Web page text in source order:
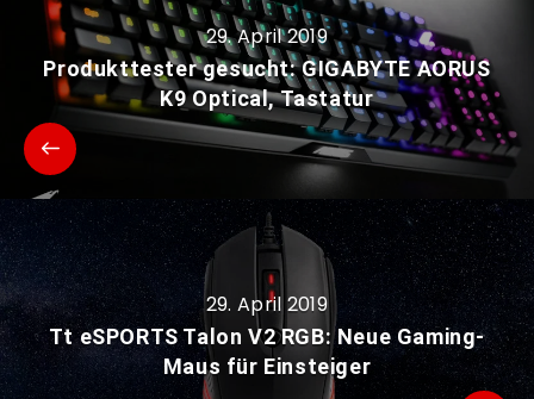
29. April 2019
Produkttester gesucht: GIGABYTE AORUS
K9 Optical, Tastatur
29. April 2019
Tt eSPORTS Talon V2 RGB: Neue Gaming-
Maus für Einsteiger